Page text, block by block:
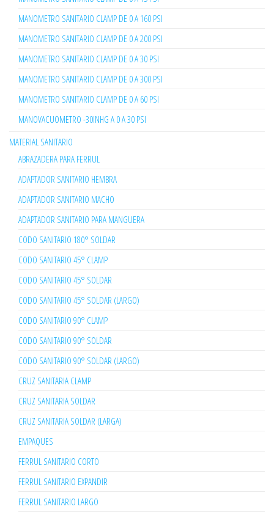
MANOMETRO SANITARIO CLAMP DE 0 A 160 PSI
MANOMETRO SANITARIO CLAMP DE 0 A 200 PSI
MANOMETRO SANITARIO CLAMP DE 0 A 30 PSI
MANOMETRO SANITARIO CLAMP DE 0 A 300 PSI
MANOMETRO SANITARIO CLAMP DE 0 A 60 PSI
MANOVACUOMETRO -30INHG A 0 A 30 PSI
MATERIAL SANITARIO
ABRAZADERA PARA FERRUL
ADAPTADOR SANITARIO HEMBRA
ADAPTADOR SANITARIO MACHO
ADAPTADOR SANITARIO PARA MANGUERA
CODO SANITARIO 180° SOLDAR
CODO SANITARIO 45° CLAMP
CODO SANITARIO 45° SOLDAR
CODO SANITARIO 45° SOLDAR (LARGO)
CODO SANITARIO 90° CLAMP
CODO SANITARIO 90° SOLDAR
CODO SANITARIO 90° SOLDAR (LARGO)
CRUZ SANITARIA CLAMP
CRUZ SANITARIA SOLDAR
CRUZ SANITARIA SOLDAR (LARGA)
EMPAQUES
FERRUL SANITARIO CORTO
FERRUL SANITARIO EXPANDIR
FERRUL SANITARIO LARGO